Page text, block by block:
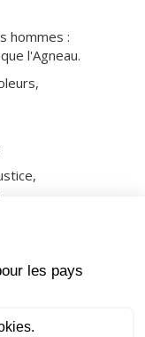
hommes :
l'Agneau.
un unique
tu
; pour
les vraies